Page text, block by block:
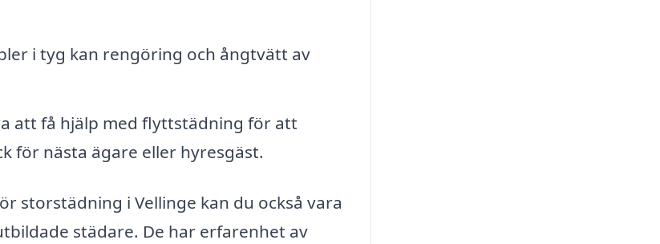
i tyg kan rengöring och ångtvätt av
att få hjälp med flyttstädning för att
för nästa ägare eller hyresgäst.
storstädning i Vellinge kan du också vara
städare. De har erfarenhet av